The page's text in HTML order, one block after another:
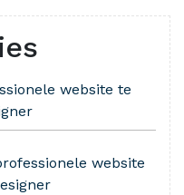
website te
website